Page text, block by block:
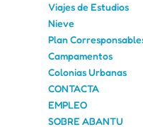
Viajes de Estudios
Nieve
Plan
Campamentos
Colonias Urbanas
CONTACTA
EMPLEO
SOBRE ABANTU